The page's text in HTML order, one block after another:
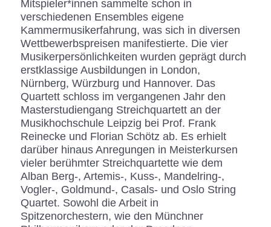
Mitspieler*innen sammelte schon in
verschiedenen Ensembles eigene
Kammermusikerfahrung, was sich in diversen
Wettbewerbspreisen manifestierte. Die vier
Musikerpersönlichkeiten wurden geprägt durch
erstklassige Ausbildungen in London,
Nürnberg, Würzburg und Hannover. Das
Quartett schloss im vergangenen Jahr den
Masterstudiengang Streichquartett an der
Musikhochschule Leipzig bei Prof. Frank
Reinecke und Florian Schötz ab. Es erhielt
darüber hinaus Anregungen in Meisterkursen
vieler berühmter Streichquartette wie dem
Alban Berg-, Artemis-, Kuss-, Mandelring-,
Vogler-, Goldmund-, Casals- und Oslo String
Quartet. Sowohl die Arbeit in
Spitzenorchestern, wie den Münchner